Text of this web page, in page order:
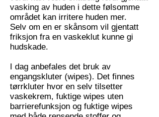
vasking av huden i dette følsomme
området kan irritere huden mer.
Selv om en er skånsom vil gjentatt
friksjon fra en vaskeklut kunne gi
hudskade.
I dag anbefales det bruk av
engangskluter (wipes). Det finnes
tørrkluter hvor en selv tilsetter
vaskekrem, fuktige wipes uten
barrierefunksjon og fuktige wipes